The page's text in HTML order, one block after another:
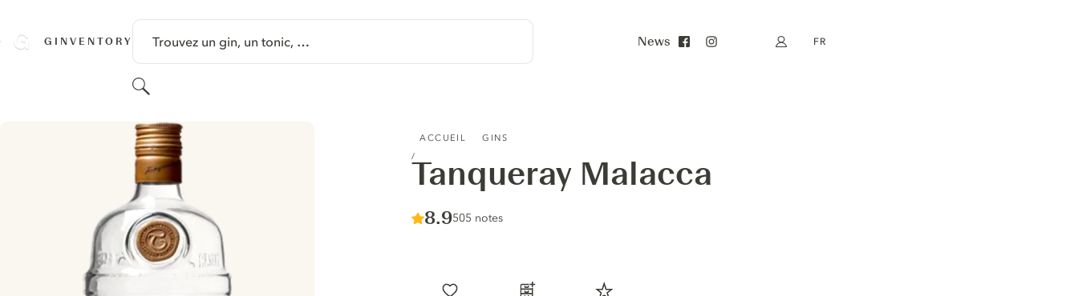
GINVENTORY Trouvez un gin, un tonic, …
Rechercher
News Mon compte
FR
ACCUEIL GINS
Tanqueray Malacca
Score :
8.9/ 10
505 notes